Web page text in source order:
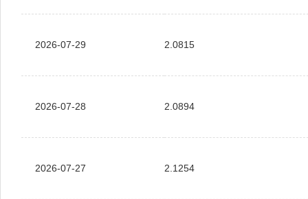
2026-07-29 2.0815
2026-07-28 2.0894
2026-07-27 2.1254